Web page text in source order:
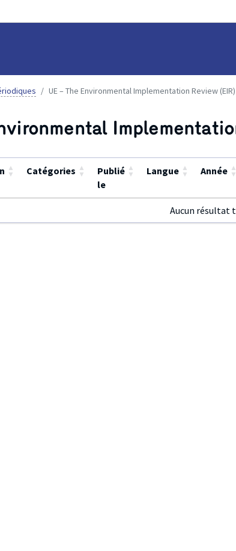
UE – The Environmental Implementation Review (EIR)
▲
▼ Catégories ▲
▼
Publié
le
▲
▼ Langue ▲
▼ Année ▲
▼
Aucun résultat